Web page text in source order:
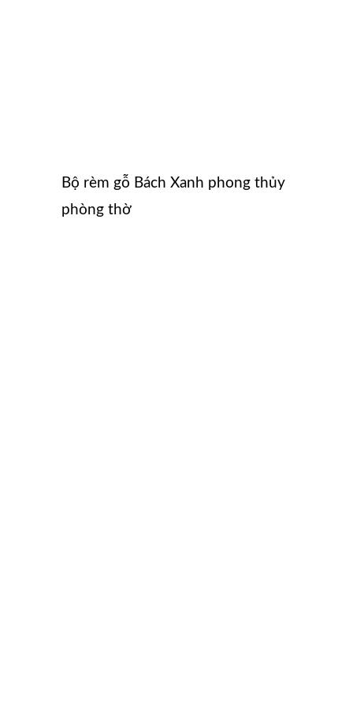
Bộ rèm gỗ Bách Xanh phong thủy
phòng thờ